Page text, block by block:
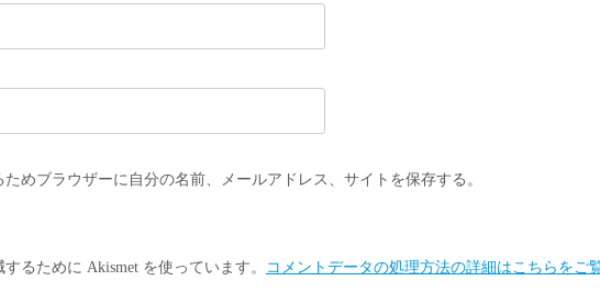
めブラウザーに自分の名前、メールアドレス、サイトを保存する。
るために Akismet を使っています。 コメントデータの処理方法の詳細はこちらをご